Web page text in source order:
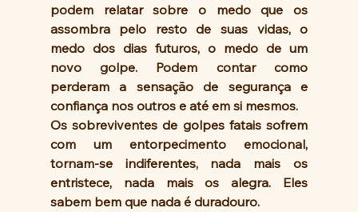
podem relatar sobre o medo que os
assombra pelo resto de suas vidas, o
medo dos dias futuros, o medo de um
novo golpe. Podem contar como
perderam a sensação de segurança e
confiança nos outros e até em si mesmos.
Os sobreviventes de golpes fatais sofrem
com um entorpecimento emocional,
tornam-se indiferentes, nada mais os
entristece, nada mais os alegra. Eles
sabem bem que nada é duradouro.